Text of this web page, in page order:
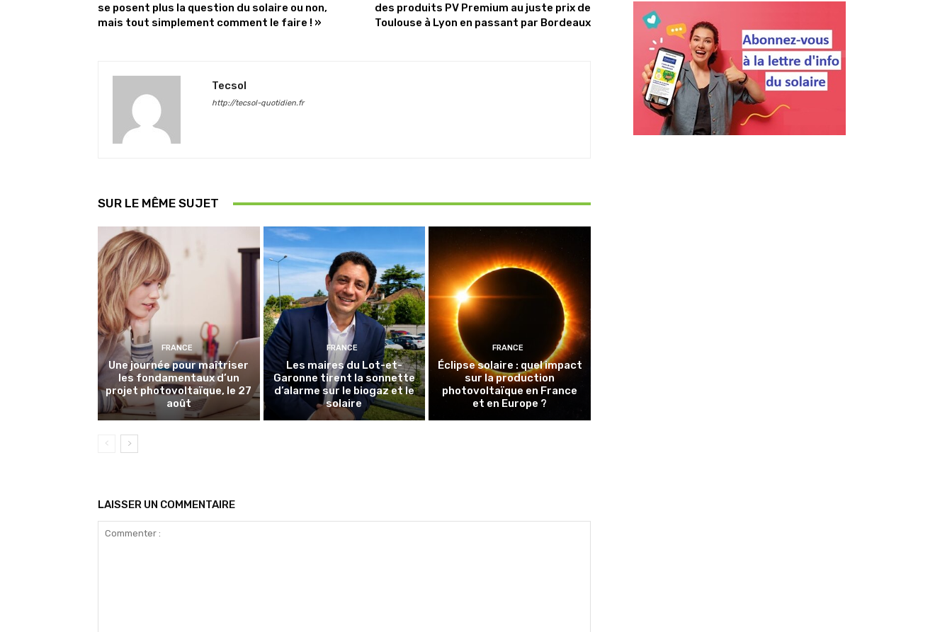
se posent plus la question du solaire ou non,
mais tout simplement comment le faire ! »
des produits PV Premium au juste prix de
Toulouse à Lyon en passant par Bordeaux
Tecsol
http://tecsol-quotidien.fr
SUR LE MÊME SUJET
FRANCE
Une journée pour maîtriser
les fondamentaux d’un
projet photovoltaïque, le 27
août
FRANCE
Les maires du Lot-et-
Garonne tirent la sonnette
d’alarme sur le biogaz et le
solaire
FRANCE
Éclipse solaire : quel impact
sur la production
photovoltaïque en France
et en Europe ?
LAISSER UN COMMENTAIRE